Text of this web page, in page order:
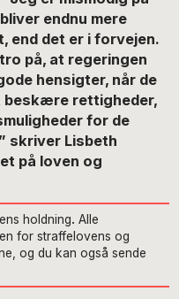
endnu mere
det er i forvejen.
på, at regeringen
hensigter, når de
rettigheder,
for de
skriver Lisbeth
på loven og
holdning. Alle
for straffelovens og
og du kan også sende